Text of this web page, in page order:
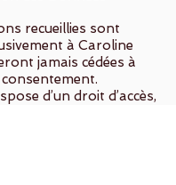
recueillies sont
à Caroline
jamais cédées à
d’un droit d’accès,